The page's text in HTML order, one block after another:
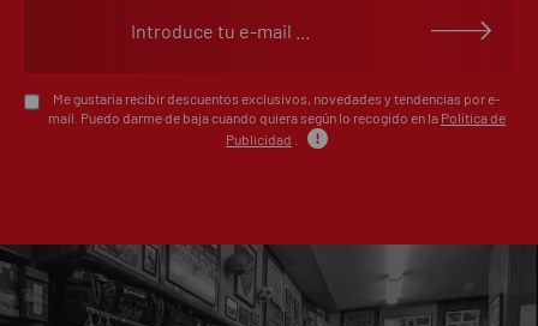
Me gustaría recibir descuentos exclusivos, novedades y tendencias por e-
mail. Puedo darme de baja cuando quiera según lo recogido en la Política de
Publicidad